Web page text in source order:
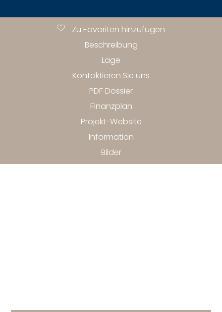
Beschreibung
Lage
Kontaktieren Sie uns
Zu Favoriten hinzufügen
PDF Dossier
Finanzplan
Projekt-Website
Information
Bilder